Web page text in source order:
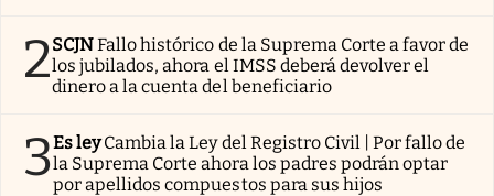
2SCJNFallo histórico de la Suprema Corte a favor de
los jubilados, ahora el IMSS deberá devolver el
dinero a la cuenta del beneficiario
3Es ley Cambia la Ley del Registro Civil | Por fallo de
la Suprema Corte ahora los padres podrán optar
por apellidos compuestos para sus hijos